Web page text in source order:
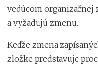
vedúcom organizačnej
a vyžadujú zmenu.
Keďže zmena
zložke predstavuje